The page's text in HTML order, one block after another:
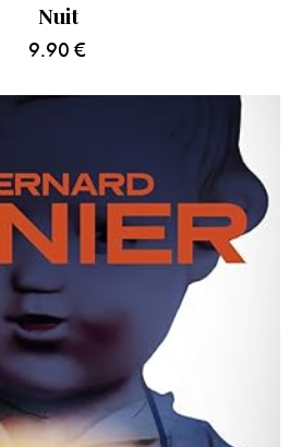
Nuit
9.90 €